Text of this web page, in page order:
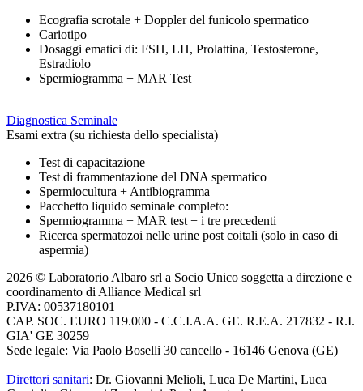
Ecografia scrotale + Doppler del funicolo spermatico
Cariotipo
Dosaggi ematici di: FSH, LH, Prolattina, Testosterone,
Estradiolo
Spermiogramma + MAR Test
Diagnostica Seminale
Esami extra (su richiesta dello specialista)
Test di capacitazione
Test di frammentazione del DNA spermatico
Spermiocultura + Antibiogramma
Pacchetto liquido seminale completo:
Spermiogramma + MAR test + i tre precedenti
Ricerca spermatozoi nelle urine post coitali (solo in caso di
aspermia)
2026 © Laboratorio Albaro srl a Socio Unico soggetta a direzione e
coordinamento di Alliance Medical srl
P.IVA: 00537180101
CAP. SOC. EURO 119.000 - C.C.I.A.A. GE. R.E.A. 217832 - R.I.
GIA' GE 30259
Sede legale: Via Paolo Boselli 30 cancello - 16146 Genova (GE)
Direttori sanitari: Dr. Giovanni Melioli, Luca De Martini, Luca